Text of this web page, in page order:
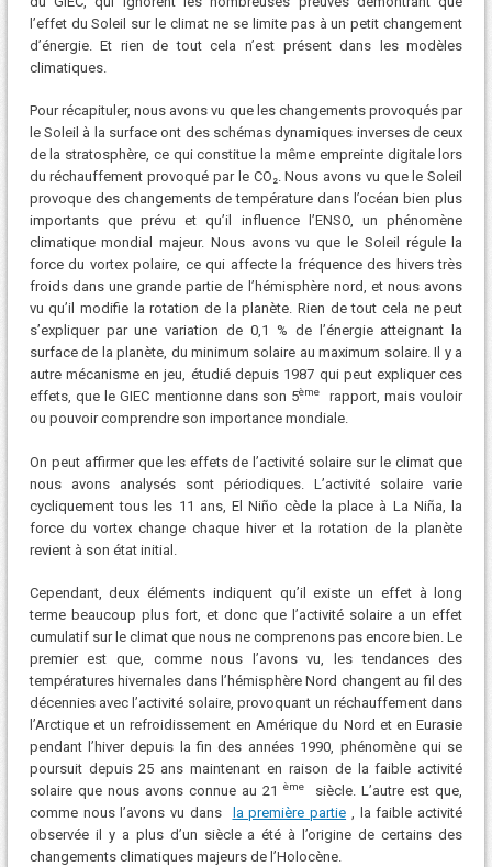
l’effet du Soleil sur le climat ne se limite pas à un petit changement
d’énergie. Et rien de tout cela n’est présent dans les modèles
climatiques.
Pour récapituler, nous avons vu que les changements provoqués par
le Soleil à la surface ont des schémas dynamiques inverses de ceux
de la stratosphère, ce qui constitue la même empreinte digitale lors
du réchauffement provoqué par le CO₂. Nous avons vu que le Soleil
provoque des changements de température dans l’océan bien plus
importants que prévu et qu’il influence l’ENSO, un phénomène
climatique mondial majeur. Nous avons vu que le Soleil régule la
force du vortex polaire, ce qui affecte la fréquence des hivers très
froids dans une grande partie de l’hémisphère nord, et nous avons
vu qu’il modifie la rotation de la planète. Rien de tout cela ne peut
s’expliquer par une variation de 0,1 % de l’énergie atteignant la
surface de la planète, du minimum solaire au maximum solaire. Il y a
autre mécanisme en jeu, étudié depuis 1987 qui peut expliquer ces
effets, que le GIEC mentionne dans son 5ème
rapport, mais vouloir
ou pouvoir comprendre son importance mondiale.
On peut affirmer que les effets de l’activité solaire sur le climat que
nous avons analysés sont périodiques. L’activité solaire varie
cycliquement tous les 11 ans, El Niño cède la place à La Niña, la
force du vortex change chaque hiver et la rotation de la planète
revient à son état initial.
Cependant, deux éléments indiquent qu’il existe un effet à long
terme beaucoup plus fort, et donc que l’activité solaire a un effet
cumulatif sur le climat que nous ne comprenons pas encore bien. Le
premier est que, comme nous l’avons vu, les tendances des
températures hivernales dans l’hémisphère Nord changent au fil des
décennies avec l’activité solaire, provoquant un réchauffement dans
l’Arctique et un refroidissement en Amérique du Nord et en Eurasie
pendant l’hiver depuis la fin des années 1990, phénomène qui se
poursuit depuis 25 ans maintenant en raison de la faible activité
solaire que nous avons connue au 21ème
siècle. L’autre est que,
comme nous l’avons vu dans
la première partie , la faible activité
observée il y a plus d’un siècle a été à l’origine de certains des
changements climatiques majeurs de l’Holocène.